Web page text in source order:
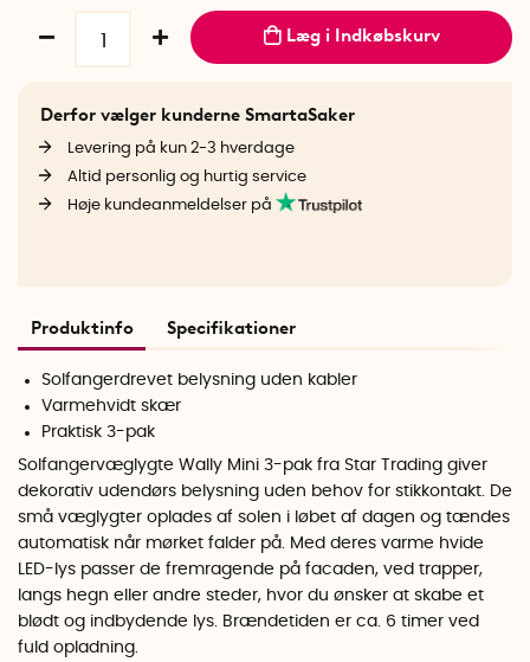
Læg i Indkøbskurv
Derfor vælger kunderne SmartaSaker
Levering på kun 2-3 hverdage
Altid personlig og hurtig service
Høje kundeanmeldelser på
Produktinfo Specifikationer
Solfangerdrevet belysning uden kabler
Varmehvidt skær
Praktisk 3-pak
Solfangervæglygte Wally Mini 3-pak fra Star Trading giver
dekorativ udendørs belysning uden behov for stikkontakt. De
små væglygter oplades af solen i løbet af dagen og tændes
automatisk når mørket falder på. Med deres varme hvide
LED-lys passer de fremragende på facaden, ved trapper,
langs hegn eller andre steder, hvor du ønsker at skabe et
blødt og indbydende lys. Brændetiden er ca. 6 timer ved
fuld opladning.